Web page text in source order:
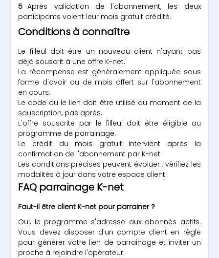
Après validation de l'abonnement, les deux
participants voient leur mois gratuit crédité.
Conditions à connaître
Le filleul doit être un nouveau client n'ayant pas
déjà souscrit à une offre K-net.
La récompense est généralement appliquée sous
forme d'avoir ou de mois offert sur l'abonnement
en cours.
Le code ou le lien doit être utilisé au moment de la
souscription, pas après.
L'offre souscrite par le filleul doit être éligible au
programme de parrainage.
Le crédit du mois gratuit intervient après la
confirmation de l'abonnement par K-net.
Les conditions précises peuvent évoluer : vérifiez les
modalités à jour dans votre espace client.
FAQ parrainage K-net
Faut-il être client K-net pour parrainer ?
Oui, le programme s'adresse aux abonnés actifs.
Vous devez disposer d'un compte client en règle
pour générer votre lien de parrainage et inviter un
proche à rejoindre l'opérateur.